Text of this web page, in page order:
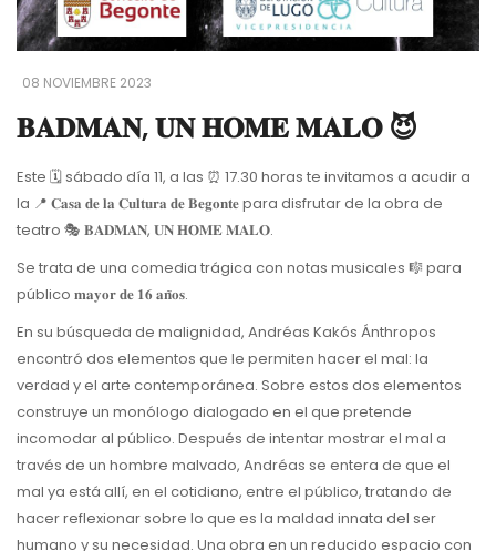
08 NOVIEMBRE 2023
𝐁𝐀𝐃𝐌𝐀𝐍, 𝐔𝐍 𝐇𝐎𝐌𝐄 𝐌𝐀𝐋𝐎 😈
Este 🗓 sábado día 11, a las ⏰ 17.30 horas te invitamos a acudir a
la 📍 𝐂𝐚𝐬𝐚 𝐝𝐞 𝐥𝐚 𝐂𝐮𝐥𝐭𝐮𝐫𝐚 𝐝𝐞 𝐁𝐞𝐠𝐨𝐧𝐭𝐞 para disfrutar de la obra de
teatro 🎭 𝐁𝐀𝐃𝐌𝐀𝐍, 𝐔𝐍 𝐇𝐎𝐌𝐄 𝐌𝐀𝐋𝐎.
Se trata de una comedia trágica con notas musicales 🎼 para
público 𝐦𝐚𝐲𝐨𝐫 𝐝𝐞 𝟏𝟔 𝐚𝐧̃𝐨𝐬.
En su búsqueda de malignidad, Andréas Kakós Ánthropos
encontró dos elementos que le permiten hacer el mal: la
verdad y el arte contemporánea. Sobre estos dos elementos
construye un monólogo dialogado en el que pretende
incomodar al público. Después de intentar mostrar el mal a
través de un hombre malvado, Andréas se entera de que el
mal ya está allí, en el cotidiano, entre el público, tratando de
hacer reflexionar sobre lo que es la maldad innata del ser
humano y su necesidad. Una obra en un reducido espacio con